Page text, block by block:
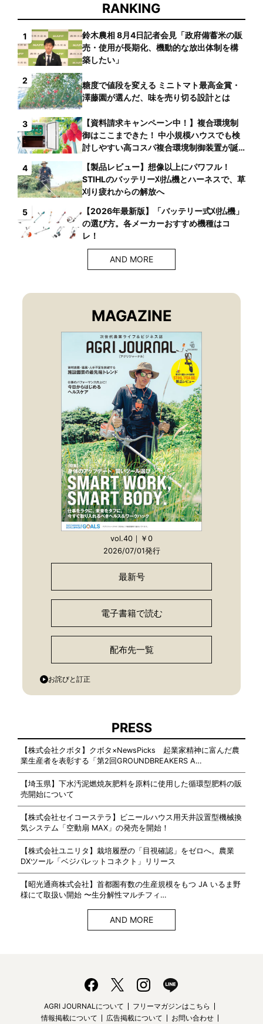
RANKING
1
鈴木農相 8月4日記者会見「政府備蓄米の販
売・使用が長期化、機動的な放出体制を構
築したい」
2
糖度で値段を変える ミニトマト最高金賞・
澤藤園が選んだ、味を売り切る設計とは
3
【資料請求キャンペーン中！】複合環境制
御はここまできた！ 中小規模ハウスでも検
討しやすい高コスパ複合環境制御装置が誕
生
4
【製品レビュー】想像以上にパワフル！
STIHLのバッテリー刈払機とハーネスで、草
刈り疲れからの解放へ
5
【2026年最新版】「バッテリー式刈払機」
の選び方。各メーカーおすすめ機種はコ
レ！
AND MORE
MAGAZINE
vol.40｜￥0
2026/07/01発行
最新号
電子書籍で読む
配布先一覧
お詫びと訂正
PRESS
【株式会社クボタ】クボタ×NewsPicks 起業家精神に富んだ農
業生産者を表彰する「第2回GROUNDBREAKERS A…
【埼玉県】下水汚泥燃焼灰肥料を原料に使用した循環型肥料の販
売開始について
【株式会社セイコーステラ】ビニールハウス用天井設置型機械換
気システム「空動扇 MAX」の発売を開始！
【株式会社ユニリタ】栽培履歴の「目視確認」をゼロへ。農業
DXツール「ベジパレットコネクト」リリース
【昭光通商株式会社】首都圏有数の生産規模をもつ JA いるま野
様にて取扱い開始 〜生分解性マルチフィ…
AND MORE
AGRI JOURNALについて
フリーマガジンはこちら
情報掲載について
広告掲載について お問い合わせ